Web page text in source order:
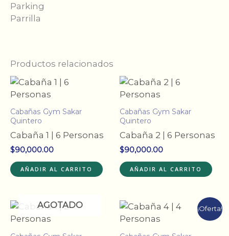
Parking
Parrilla
Productos relacionados
Cabañas Gym Sakar
Quintero
Cabaña 1 | 6 Personas
$90,000.00
AÑADIR AL CARRITO
Cabañas Gym Sakar
Quintero
Cabaña 2 | 6 Personas
$90,000.00
AÑADIR AL CARRITO
AGOTADO ¡Oferta!